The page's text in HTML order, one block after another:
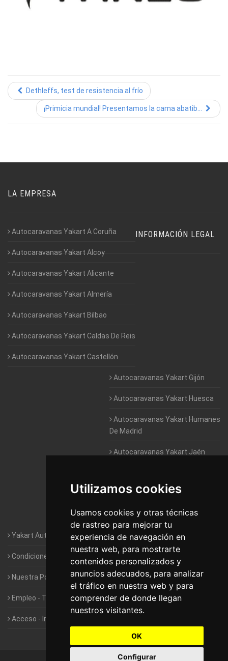
Utilizamos cookies
Usamos cookies y otras técnicas
de rastreo para mejorar tu
experiencia de navegación en
nuestra web, para mostrarte
contenidos personalizados y
anuncios adecuados, para analizar
el tráfico en nuestra web y para
comprender de donde llegan
nuestros visitantes.
OK
Configurar
Dethleffs, test de resistencia al frío
¡Primicia mundial! Presentamos la cama abatib...
LA EMPRESA
Autocaravanas Yakart A Coruña
Autocaravanas Yakart Alcoy
Autocaravanas Yakart Alicante
Autocaravanas Yakart Almería
Autocaravanas Yakart Bilbao
Autocaravanas Yakart Caldas De Reis
Autocaravanas Yakart Castellón
Autocaravanas Yakart Gijón
Autocaravanas Yakart Huesca
Autocaravanas Yakart Humanes
De Madrid
Autocaravanas Yakart Jaén
Autocaravanas Yakart Valencia
Autocaravanas Yakart Vitoria
INFORMACIÓN LEGAL
Yakart Autocaravanas · La empresa
Condiciones de Alquiler de Yakart
Nuestra Política de Privacidad
Empleo - Trabaja con nosotros
Acceso - Intranet de Franquiciados